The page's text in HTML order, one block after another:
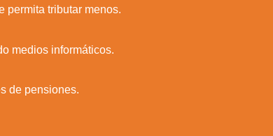
permita tributar menos.
medios informáticos.
de pensiones.